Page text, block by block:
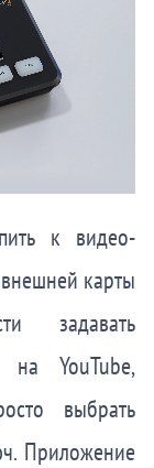
к видео-
карты
задавать
на YouTube,
выбрать
Приложение